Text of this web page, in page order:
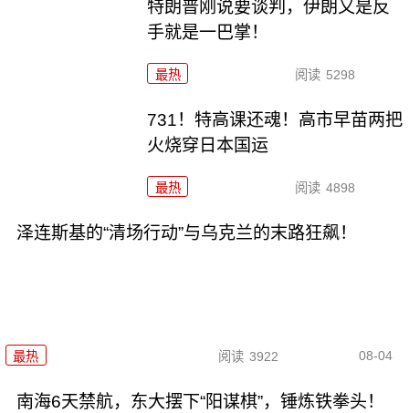
特朗普刚说要谈判，伊朗又是反
手就是一巴掌！
最热 阅读 5298
731！特高课还魂！高市早苗两把
火烧穿日本国运
最热 阅读 4898
泽连斯基的“清场行动”与乌克兰的末路狂飙！
最热 阅读 3922 08-04
南海6天禁航，东大摆下“阳谋棋”，锤炼铁拳头！